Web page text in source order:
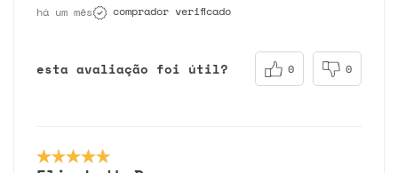
há um mês comprador verificado
esta avaliação foi útil? 0 0